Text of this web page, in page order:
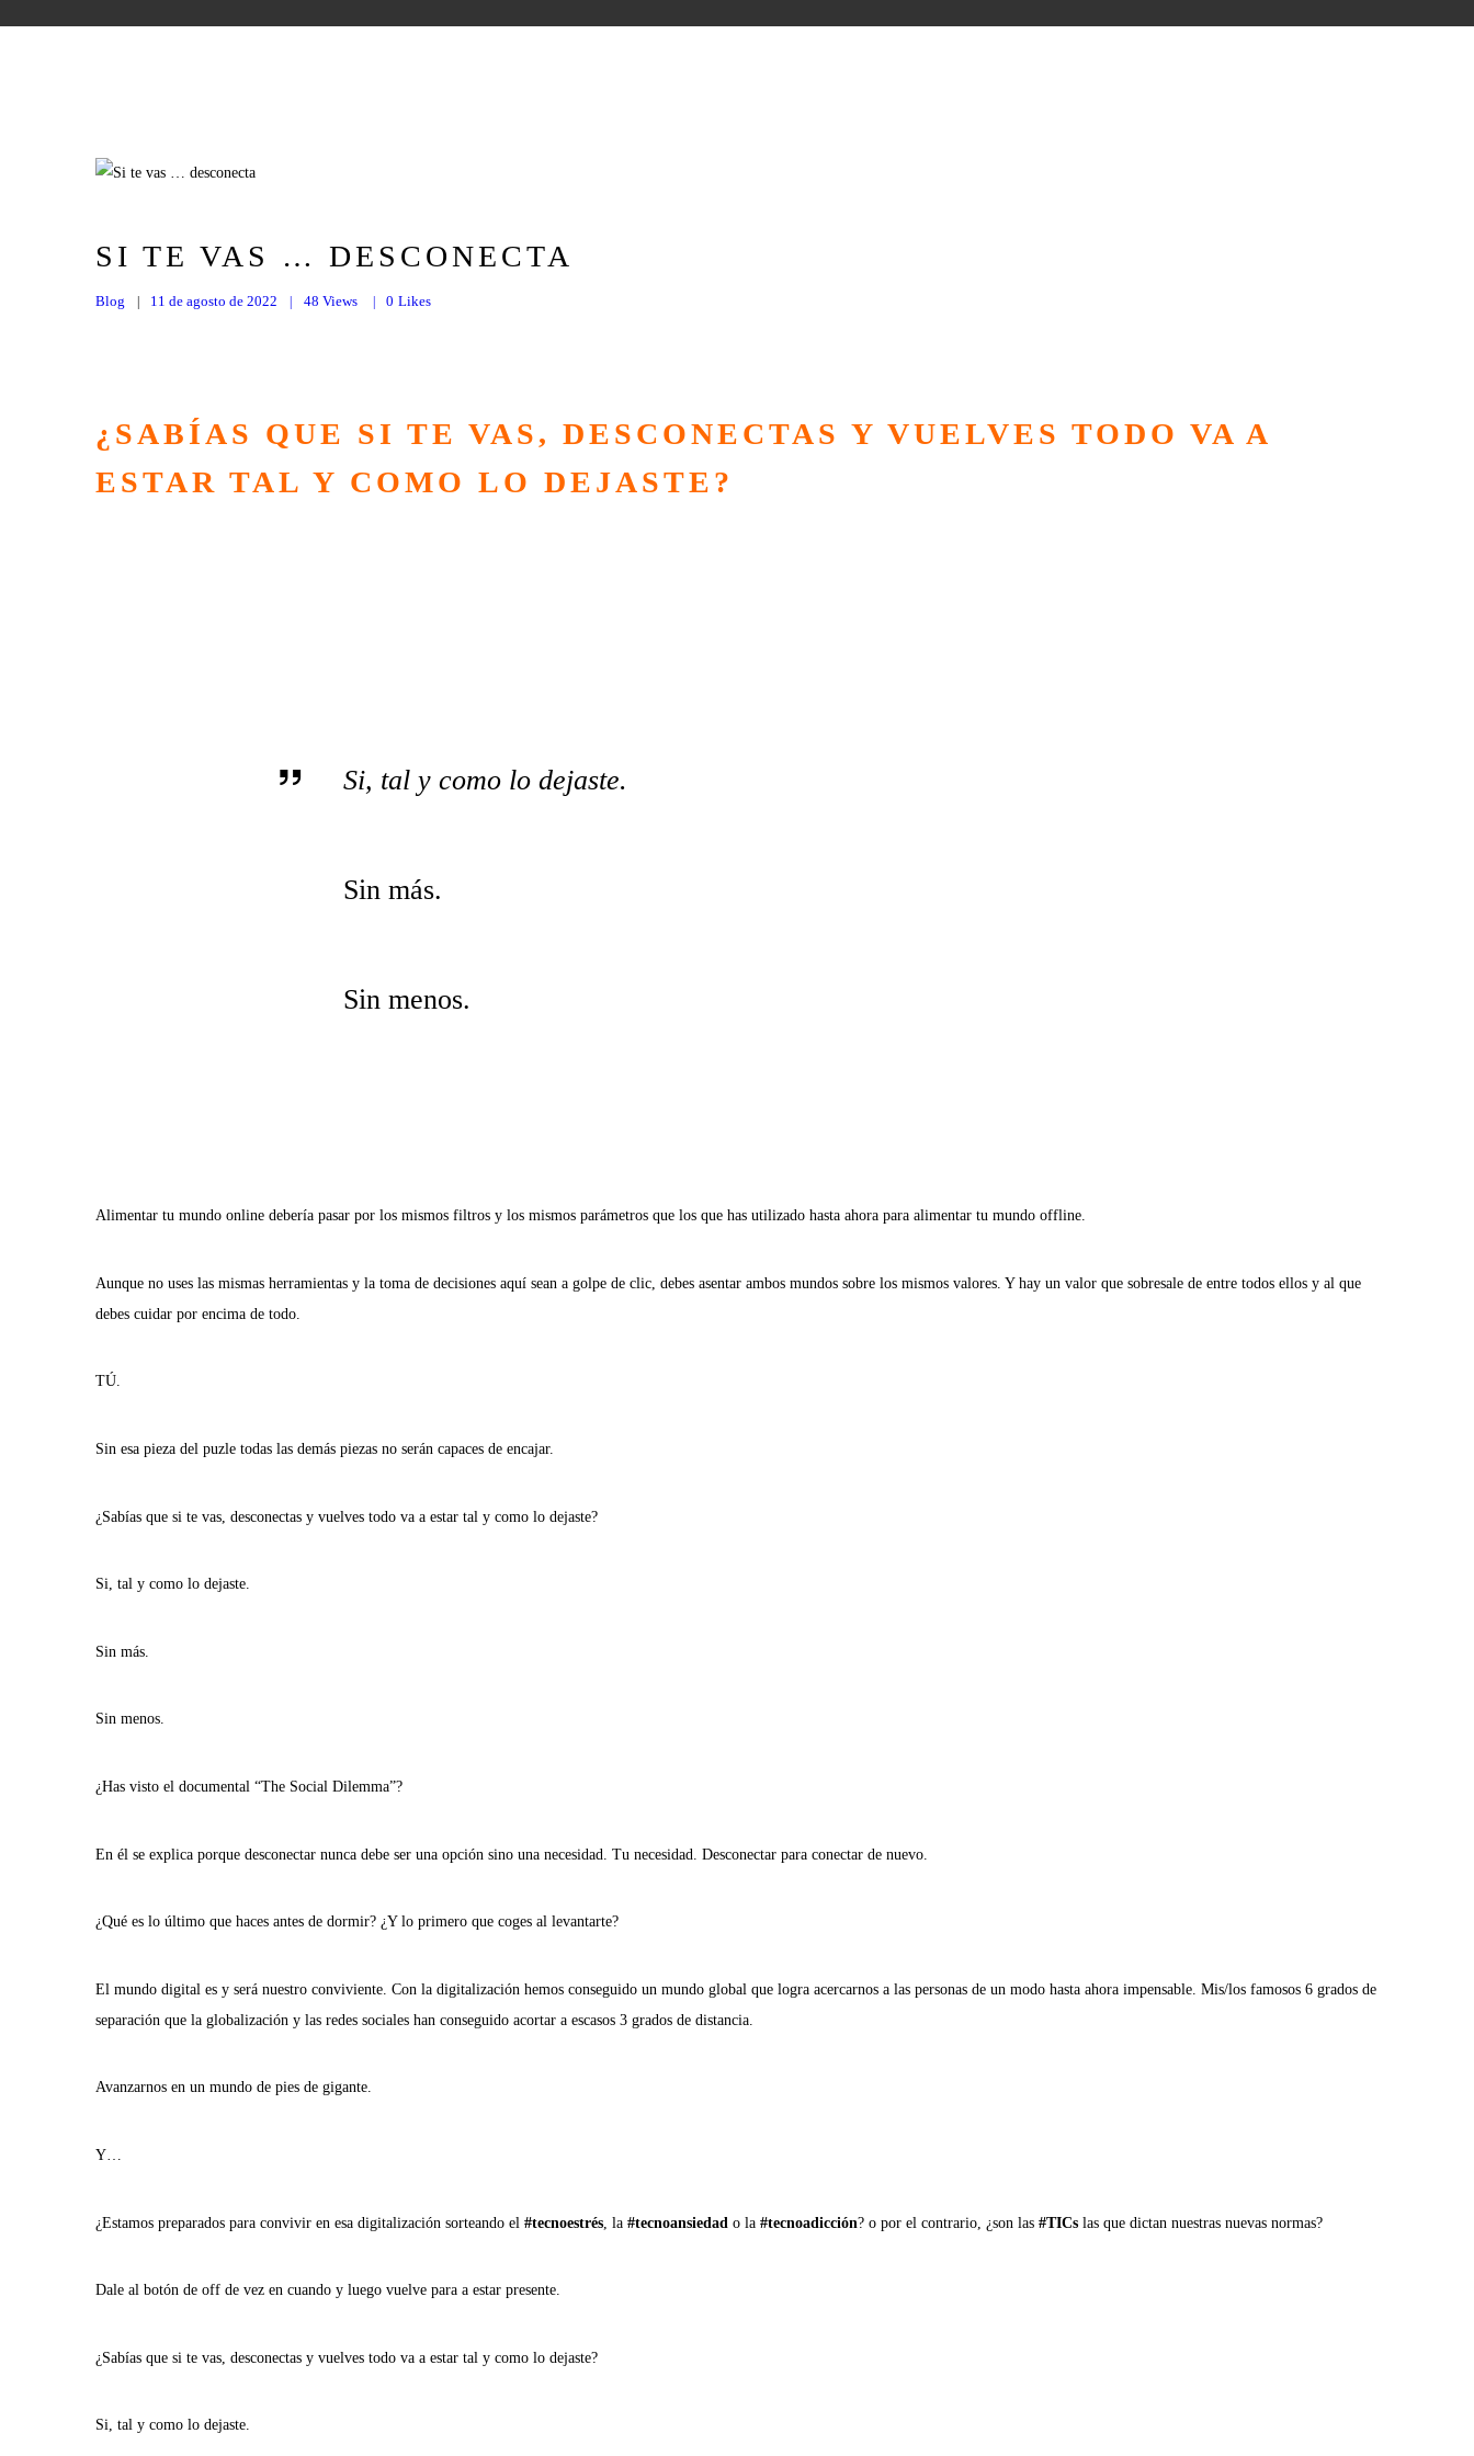
SI TE VAS … DESCONECTA
Blog 11 de agosto de 2022 48 Views 0 Likes
¿SABÍAS QUE SI TE VAS, DESCONECTAS Y VUELVES TODO VA A
ESTAR TAL Y COMO LO DEJASTE?
Si, tal y como lo dejaste.
Sin más.
Sin menos.
Alimentar tu mundo online debería pasar por los mismos filtros y los mismos parámetros que los que has utilizado hasta ahora para alimentar tu mundo offline.
Aunque no uses las mismas herramientas y la toma de decisiones aquí sean a golpe de clic, debes asentar ambos mundos sobre los mismos valores. Y hay un valor que sobresale de entre todos ellos y al que
debes cuidar por encima de todo.
TÚ.
Sin esa pieza del puzle todas las demás piezas no serán capaces de encajar.
¿Sabías que si te vas, desconectas y vuelves todo va a estar tal y como lo dejaste?
Si, tal y como lo dejaste.
Sin más.
Sin menos.
¿Has visto el documental “The Social Dilemma”?
En él se explica porque desconectar nunca debe ser una opción sino una necesidad. Tu necesidad. Desconectar para conectar de nuevo.
¿Qué es lo último que haces antes de dormir? ¿Y lo primero que coges al levantarte?
El mundo digital es y será nuestro conviviente. Con la digitalización hemos conseguido un mundo global que logra acercarnos a las personas de un modo hasta ahora impensable. Mis/los famosos 6 grados de
separación que la globalización y las redes sociales han conseguido acortar a escasos 3 grados de distancia.
Avanzarnos en un mundo de pies de gigante.
Y…
¿Estamos preparados para convivir en esa digitalización sorteando el #tecnoestrés , la #tecnoansiedad o la #tecnoadicción? o por el contrario, ¿son las #TICs las que dictan nuestras nuevas normas?
Dale al botón de off de vez en cuando y luego vuelve para a estar presente.
¿Sabías que si te vas, desconectas y vuelves todo va a estar tal y como lo dejaste?
Si, tal y como lo dejaste.